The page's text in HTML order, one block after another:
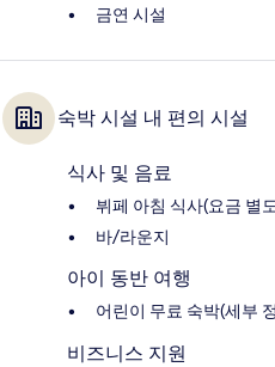
금연 시설
숙박 시설 내 편의 시설
식사 및 음료
뷔페 아침 식사(요금 별
바/라운지
아이 동반 여행
어린이 무료 숙박(세부
비즈니스 지원